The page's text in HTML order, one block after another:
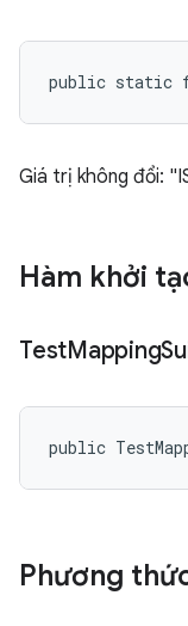
public static
Giá trị không đổi:
Hàm khởi
TestMapping
public
Phương